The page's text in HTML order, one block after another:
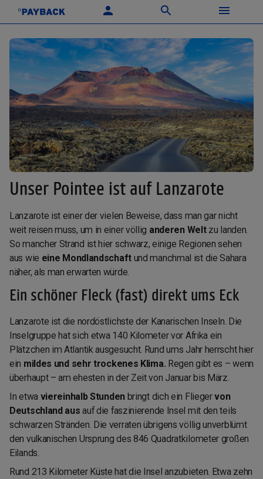
Unser Pointee ist auf Lanzarote
Lanzarote ist einer der vielen Beweise, dass man gar nicht
weit reisen muss, um in einer völlig anderen Welt zu landen.
So mancher Strand ist hier schwarz, einige Regionen sehen
aus wie eine Mondlandschaft und manchmal ist die Sahara
näher, als man erwarten würde.
Ein schöner Fleck (fast) direkt ums Eck
Lanzarote ist die nordöstlichste der Kanarischen Inseln. Die
Inselgruppe hat sich etwa 140 Kilometer vor Afrika ein
Plätzchen im Atlantik ausgesucht. Rund ums Jahr herrscht hier
ein mildes und sehr trockenes Klima. Regen gibt es – wenn
überhaupt – am ehesten in der Zeit von Januar bis März.
In etwa viereinhalb Stundenbringt dich ein Fliegervon
Deutschland ausauf die faszinierende Insel mit den teils
schwarzen Stränden. Die verraten übrigens völlig unverblümt
den vulkanischen Ursprung des 846 Quadratkilometer großen
Eilands.
Rund 213 Kilometer Küste hat die Insel anzubieten. Etwa zehn